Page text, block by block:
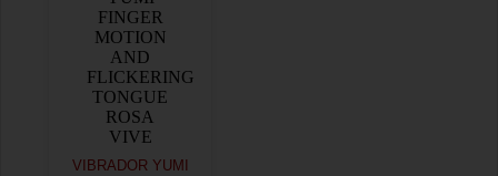
VIBRADOR YUMI